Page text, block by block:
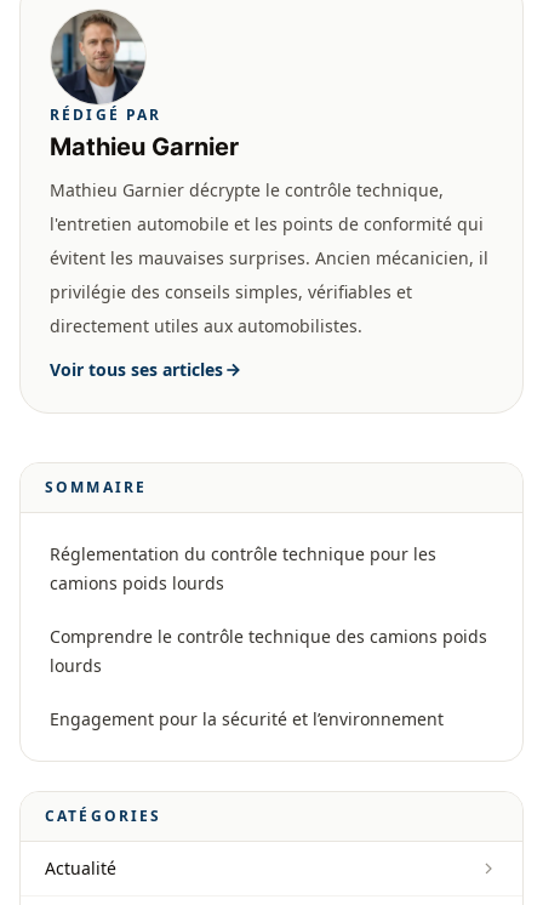
RÉDIGÉ PAR
Mathieu Garnier
Mathieu Garnier décrypte le contrôle technique,
l'entretien automobile et les points de conformité qui
évitent les mauvaises surprises. Ancien mécanicien, il
privilégie des conseils simples, vérifiables et
directement utiles aux automobilistes.
Voir tous ses articles
SOMMAIRE
Réglementation du contrôle technique pour les
camions poids lourds
Comprendre le contrôle technique des camions poids
lourds
Engagement pour la sécurité et l’environnement
CATÉGORIES
Actualité